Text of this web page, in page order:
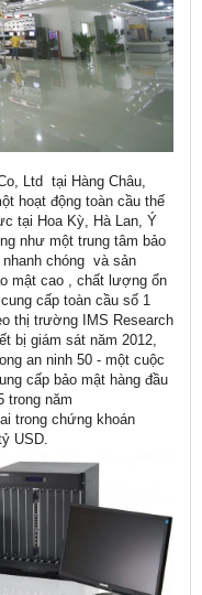
Ltd tại Hàng Châu,
hoạt động toàn cầu thế
tại Hoa Kỳ, Hà Lan, Ý
như một trung tâm bảo
chóng và sản
mật cao , chất lượng ổn
cấp toàn cầu số 1
thị trường IMS Research
bị giám sát năm 2012,
an ninh 50 - một cuộc
cấp bảo mật hàng đầu
trong năm
trong chứng khoán
USD.